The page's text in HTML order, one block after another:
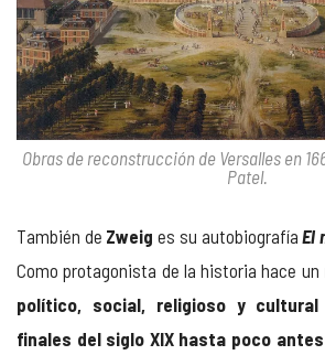
Obras de reconstrucción de Versalles en
Patel.
También de Zweig es su autobiografíaEl
Como protagonista de la historia hace un
político, social, religioso y cultural
finales del siglo XIX hasta poco